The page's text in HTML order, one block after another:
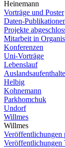
Heinemann
Vorträge und Poster
Daten-
Projekte
Mitarbeit in
Konferenzen
Uni-Vorträge
Lebenslauf
Auslandsaufenthalte
Helbig
Kohnemann
Parkhomchuk
Undorf
Willmes
Willmes
Veröffentlichungen
Veröffentlichungen